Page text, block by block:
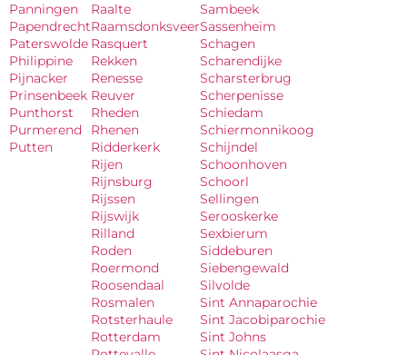
Panningen
Papendrecht
Paterswolde
Philippine
Pijnacker
Prinsenbeek
Punthorst
Purmerend
Putten
Raalte
Raamsdonksveer
Rasquert
Rekken
Renesse
Reuver
Rheden
Rhenen
Ridderkerk
Rijen
Rijnsburg
Rijssen
Rijswijk
Rilland
Roden
Roermond
Roosendaal
Rosmalen
Rotsterhaule
Rotterdam
Sambeek
Sassenheim
Schagen
Scharendijke
Scharsterbrug
Scherpenisse
Schiedam
Schiermonnikoog
Schijndel
Schoonhoven
Schoorl
Sellingen
Serooskerke
Sexbierum
Siddeburen
Siebengewald
Silvolde
Sint Annaparochie
Sint Jacobiparochie
Sint Johns